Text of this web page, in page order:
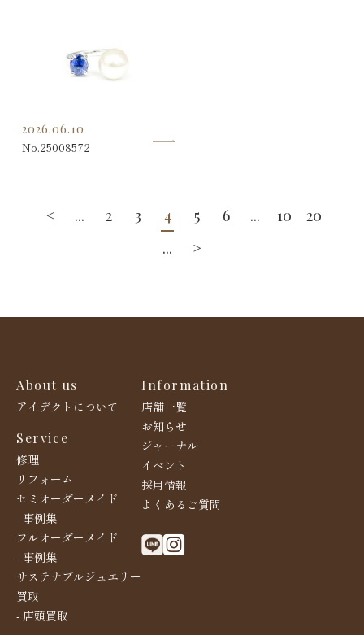
2026.06.10
No.25008572
< ... 2 3 4 5 6 ... 10
20
...
>
About us
アイデクトについて
Service
修理
リフォーム
セミオーダーメイド
- 事例集
フルオーダーメイド
- 事例集
サステナブルジュエリー
買取
- 店頭買取
Information
店舗一覧
お知らせ
ジャーナル
イベント
採用情報
よくあるご質問